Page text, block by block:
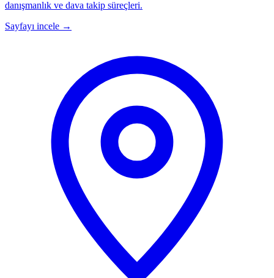
danışmanlık ve dava takip süreçleri.
Sayfayı incele →